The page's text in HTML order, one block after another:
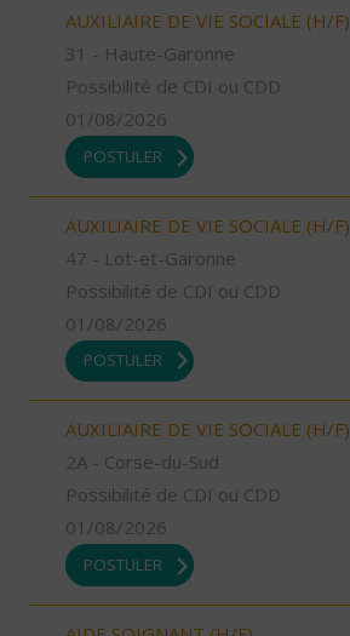
AUXILIAIRE DE VIE SOCIALE (H/F)
31 - Haute-Garonne
Possibilité de CDI ou CDD
01/08/2026
POSTULER
AUXILIAIRE DE VIE SOCIALE (H/F)
47 - Lot-et-Garonne
Possibilité de CDI ou CDD
01/08/2026
POSTULER
AUXILIAIRE DE VIE SOCIALE (H/F)
2A - Corse-du-Sud
Possibilité de CDI ou CDD
01/08/2026
POSTULER